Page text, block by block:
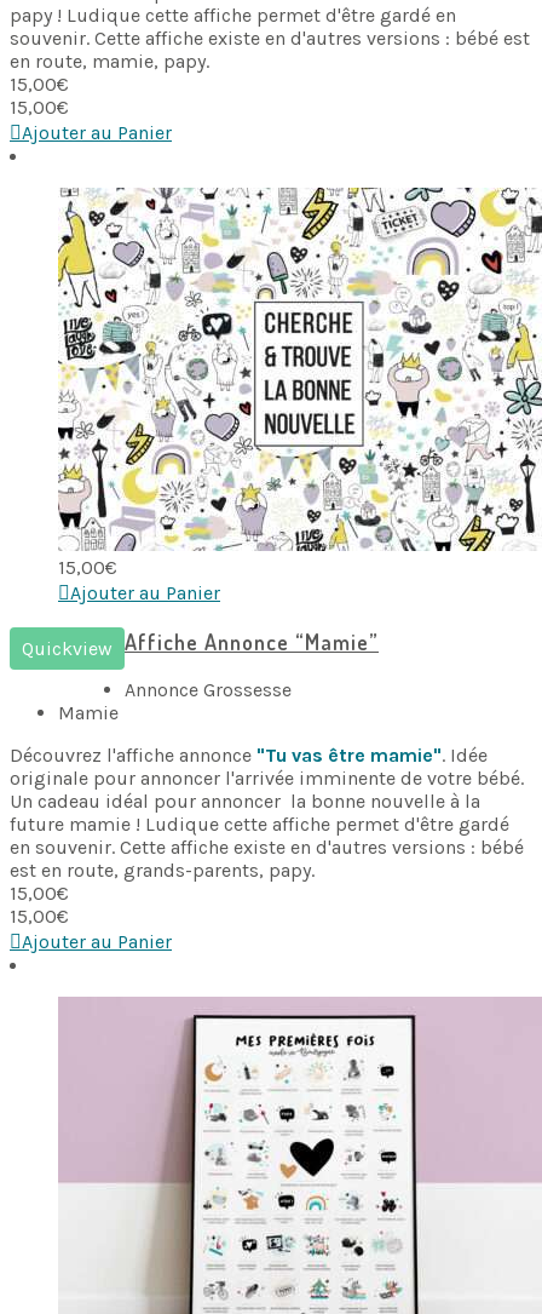
papy ! Ludique cette affiche permet d'être gardé en
souvenir. Cette affiche existe en d'autres versions : bébé est
en route, mamie, papy.
15,00€
15,00€
Ajouter au Panier
15,00€
Ajouter au Panier
Quickview Affiche Annonce “Mamie”
Annonce Grossesse
Mamie
Découvrez l'affiche annonce "Tu vas être mamie". Idée
originale pour annoncer l'arrivée imminente de votre bébé.
Un cadeau idéal pour annoncer la bonne nouvelle à la
future mamie ! Ludique cette affiche permet d'être gardé
en souvenir. Cette affiche existe en d'autres versions : bébé
est en route, grands-parents, papy.
15,00€
15,00€
Ajouter au Panier